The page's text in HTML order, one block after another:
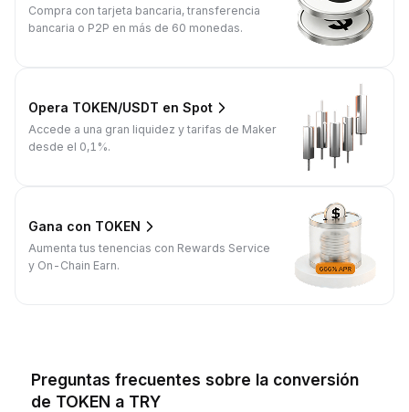
Compra con tarjeta bancaria, transferencia
bancaria o P2P en más de 60 monedas.
Opera TOKEN/USDT en Spot
Accede a una gran liquidez y tarifas de Maker
desde el 0,1%.
Gana con TOKEN
Aumenta tus tenencias con Rewards Service
y On-Chain Earn.
Preguntas frecuentes sobre la conversión
de TOKEN a TRY